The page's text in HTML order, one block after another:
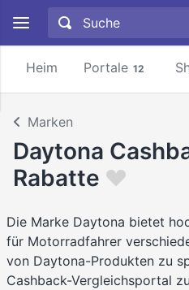
Heim Portale 12
Marken
Daytona
Rabatte
Die Marke Daytona bietet
für Motorradfahrer
von Daytona-Produkten zu
Cashback-Vergleichsportal